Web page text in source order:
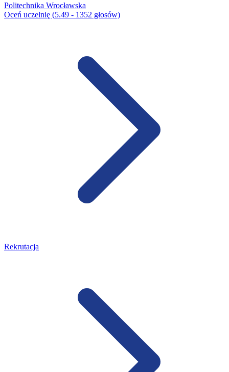
Politechnika Wrocławska
Oceń uczelnię (5.49 - 1352 głosów)
Rekrutacja